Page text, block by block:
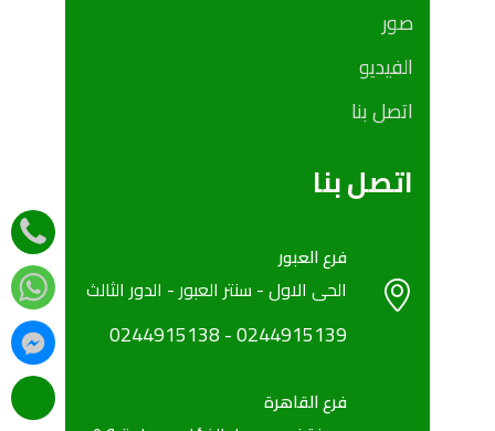
صور
الفيديو
اتصل بنا
اتصل بنا
فرع العبور
الحى الاول - سنتر العبور - الدور الثالث
0244915138- ‎‎0244915139
فرع القاهرة